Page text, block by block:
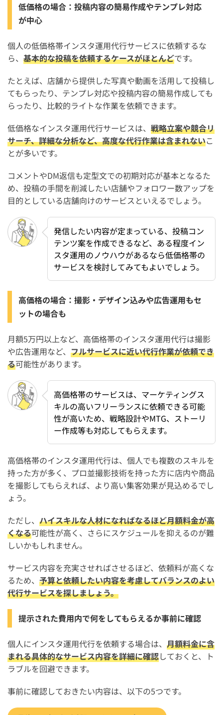
低価格の場合：投稿内容の簡易作成やテンプレ対応
が中心
個人の低価格帯インスタ運用代行サービスに依頼するな
ら、 基本的な投稿を依頼するケースがほとんどです。
たとえば、店舗から提供した写真や動画を活用して投稿し
てもらったり、テンプレ対応や投稿内容の簡易作成しても
らったり、比較的ライトな作業を依頼できます。
低価格なインスタ運用代行サービスは、 戦略立案や競合リ
サーチ、詳細な分析など、高度な代行作業は含まれないこ
とが多いです。
コメントやDM返信も定型文での初期対応が基本となるた
め、投稿の手間を削減したい店舗やフォロワー数アップを
目的としている店舗向けのサービスといえるでしょう。
発信したい内容が定まっている、投稿コン
テンツ案を作成できるなど、ある程度イン
スタ運用のノウハウがあるなら低価格帯の
サービスを検討してみてもよいでしょう。
高価格の場合：撮影・デザイン込みや広告運用もセ
ットの場合も
月額5万円以上など、高価格帯のインスタ運用代行は撮影
や広告運用など、 フルサービスに近い代行作業が依頼でき
る可能性があります。
高価格帯のサービスは、マーケティングス
キルの高いフリーランスに依頼できる可能
性が高いため、戦略設計やMTG、ストーリ
ー作成等も対応してもらえます。
高価格帯のインスタ運用代行は、個人でも複数のスキルを
持った方が多く、プロ並撮影技術を持った方に店内や商品
を撮影してもらえれば、より高い集客効果が見込めるでし
ょう。
ただし、 ハイスキルな人材になればなるほど月額料金が高
くなる可能性が高く、さらにスケジュールを抑えるのが難
しいかもしれません。
サービス内容を充実させればさせるほど、依頼料が高くな
るため、 予算と依頼したい内容を考慮してバランスのよい
代行サービスを探しましょう。
提示された費用内で何をしてもらえるか事前に確認
個人にインスタ運用代行を依頼する場合は、 月額料金に含
まれる具体的なサービス内容を詳細に確認しておくと、ト
ラブルを回避できます。
事前に確認しておきたい内容は、以下の5つです。